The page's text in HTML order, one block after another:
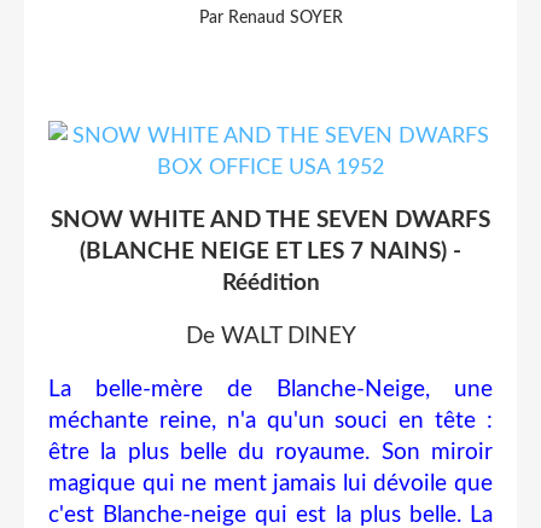
Par Renaud SOYER
SNOW WHITE AND THE SEVEN DWARFS
(BLANCHE NEIGE ET LES 7 NAINS) -
Réédition
De WALT DINEY
La belle-mère de Blanche-Neige, une
méchante reine, n'a qu'un souci en tête :
être la plus belle du royaume. Son miroir
magique qui ne ment jamais lui dévoile que
c'est Blanche-neige qui est la plus belle. La